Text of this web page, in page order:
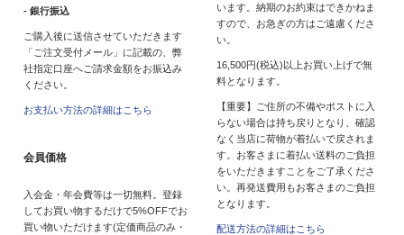
- 銀行振込
ご購入後に送信させていただきます
「ご注文受付メール」に記載の、弊
社指定口座へご請求金額をお振込み
ください。
お支払い方法の詳細はこちら
会員価格
入会金・年会費等は一切無料。登録
してお買い物するだけで5%OFFでお
買い物いただけます(定価商品のみ・
います。納期のお約束はできかねま
すので、お急ぎの方はご遠慮くださ
い。
16,500円(税込)以上お買い上げで無
料となります。
【重要】ご住所の不備やポストに入
らない場合は持ち戻りとなり、確認
なく当店に荷物が着払いで戻されま
す。お客さまに着払い送料のご負担
をいただきますことをご了承くださ
い。再発送費用もお客さまのご負担
となります。
配送方法の詳細はこちら